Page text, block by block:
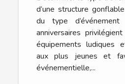
d’une structure
du type
anniversaires
équipements ludiques
aux plus jeunes et
événementielle,...